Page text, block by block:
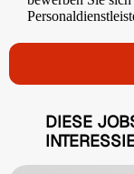
DIESE